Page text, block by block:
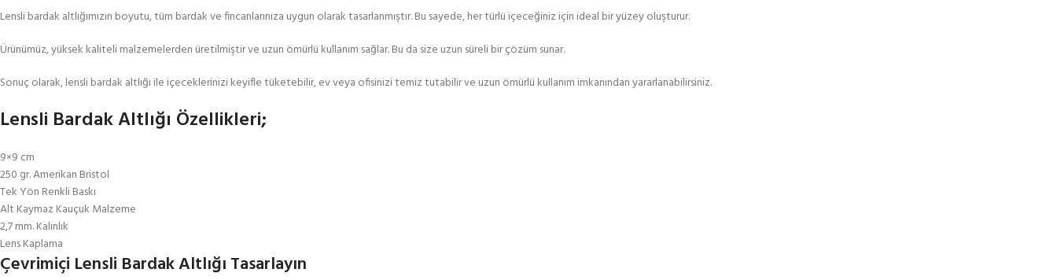
Lensli bardak altlığımızın boyutu, tüm bardak ve fincanlarınıza uygun olarak tasarlanmıştır. Bu sayede, her türlü içeceğiniz için ideal bir yüzey oluşturur.
Ürünümüz, yüksek kaliteli malzemelerden üretilmiştir ve uzun ömürlü kullanım sağlar. Bu da size uzun süreli bir çözüm sunar.
Sonuç olarak, lensli bardak altlığı ile içeceklerinizi keyifle tüketebilir, ev veya ofisinizi temiz tutabilir ve uzun ömürlü kullanım imkanından yararlanabilirsiniz.
Lensli Bardak Altlığı Özellikleri;
9×9 cm
250 gr. Amerikan Bristol
Tek Yön Renkli Baskı
Alt Kaymaz Kauçuk Malzeme
2,7 mm. Kalınlık
Lens Kaplama
Çevrimiçi Lensli Bardak Altlığı Tasarlayın